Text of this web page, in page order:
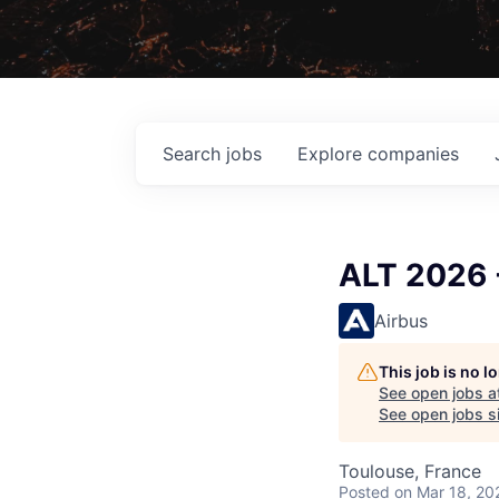
Search jobs Explore companies
ALT
Airbus
This job is no
See open jobs
See open jobs
Toulouse, France
Posted on Mar 18,